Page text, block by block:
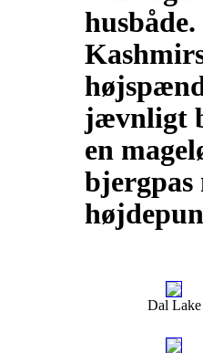
jævnligt
en
bjergpas
Dal Lake